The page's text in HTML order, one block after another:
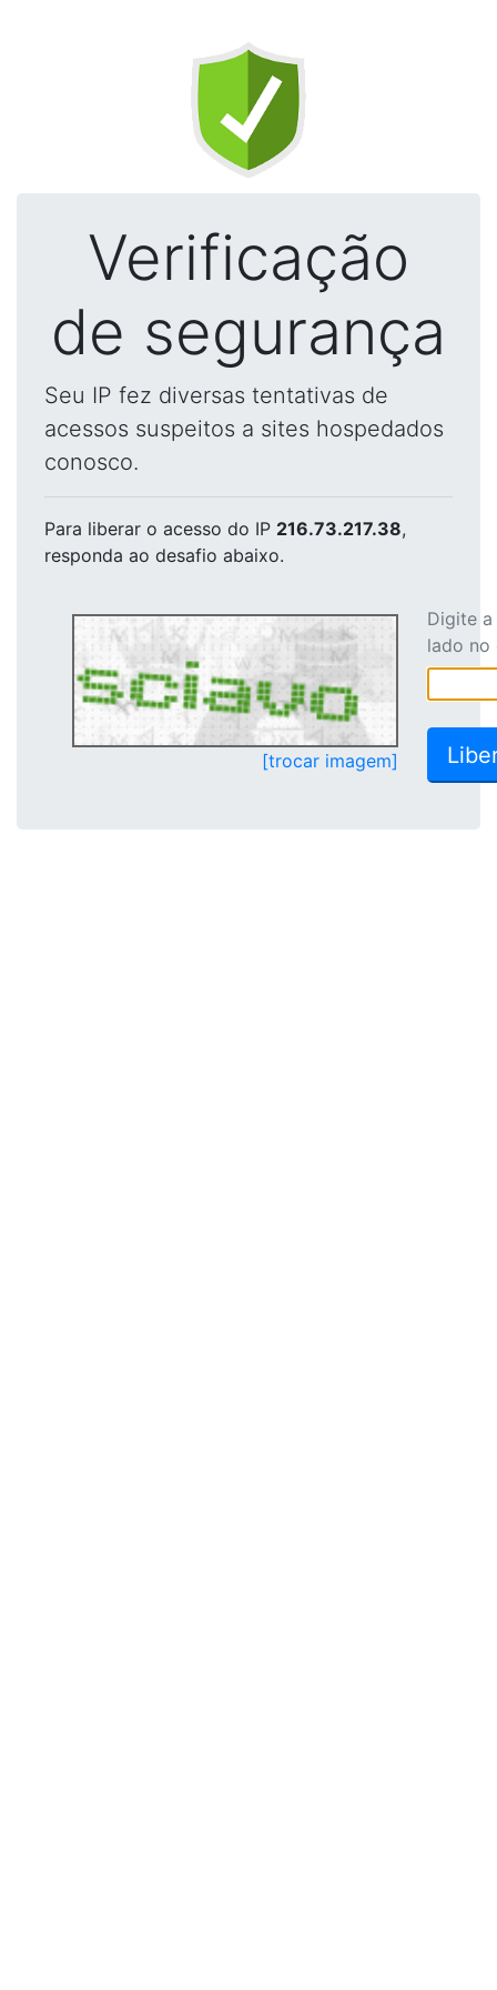
Verificação
de segurança
Seu IP fez diversas tentativas de
acessos suspeitos a sites hospedados
conosco.
Para liberar o acesso do IP 216.73.217.38,
responda ao desafio abaixo.
[trocar imagem]
Digite
lado no